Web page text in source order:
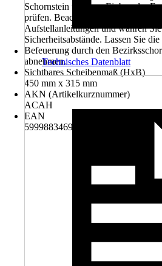
Schornstein vor dem Einbau der
prüfen. Beachten Sie grundsätzlich
Aufstellanleitungen und wahren
Sicherheitsabstände. Lassen Sie
Befeuerung durch den
abnehmen.
Sichtbares Scheibenmaß (HxB)
450 mm x 315 mm
AKN (Artikelkurznummer)
ACAH
EAN
5999883469859
Technisches Datenblatt